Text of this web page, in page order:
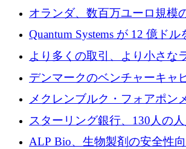
ウェア層
オランダ、数百万ユーロ規模
との提携で軍用ドローンにソ
ースト戦略を採用
Quantum Systems が 12 億ド
米国の主要取引所で初の欧州
る、6 月に欧州のスタートア
より多くの取引、より小さな
年 6 月に欧州のスタートアッ
デンマークのベンチャーキャ
ンタム・キャピタルが気候変
ェア投資として初回クローズ
を確保
メクレンブルク・フォアポン
Nextcloud を州全体に展開し、
戦略を拡大
スターリング銀行、130人の
ALP Bio、生物製剤の安全性